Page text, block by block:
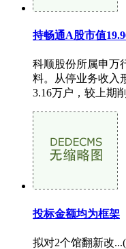
持畅通A股市值
科顺股份所属申万
料。从停业务收入
3.16万户，较上期
投标金额均为框架
拟对2个馆翻新改